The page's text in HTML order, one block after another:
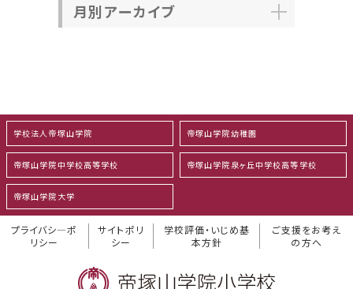
月別アーカイブ
学校法人帝塚山学院 帝塚山学院幼稚園
帝塚山学院中学校高等学校 帝塚山学院泉ヶ丘中学校高等学校
帝塚山学院大学
プライバシ―ポ
リシー
サイトポリ
シー
学校評価・いじめ基
本方針
ご支援をお考え
の方へ